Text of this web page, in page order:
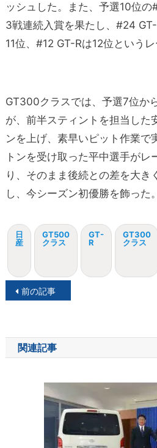
ッシュした。また、予選10位
3戦連続入賞を果たし、#24
11位、#12 GT-Rは12位というレ
GT300クラスでは、予選7位か
が、前半スティントを担当した
ンを上げ、素早いピット作業で
トンを受け取った平中選手がレ
り、そのまま後続との差を大き
し、今シーズン初優勝を飾った。
日
産
GT500
クラス
GT-
R
GT300
クラス
投
ナ
ビ
前の記事
関連記事